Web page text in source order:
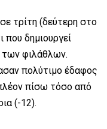
τρίτη (δεύτερη στο
δημιουργεί
των φιλάθλων.
πολύτιμο έδαφος
πίσω τόσο από
(-12).